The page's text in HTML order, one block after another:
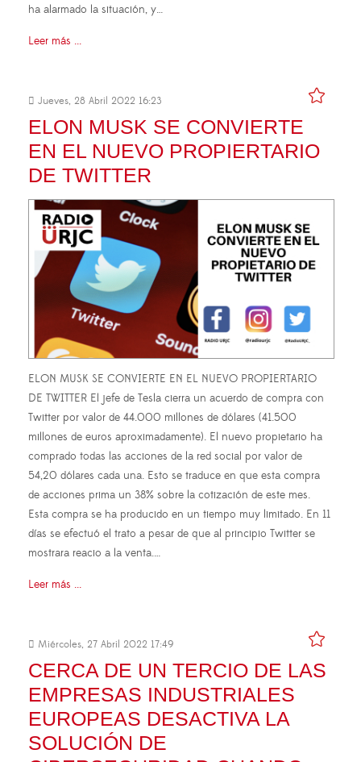
ha alarmado la situación, y…
Leer más ...
Jueves, 28 Abril 2022 16:23
ELON MUSK SE CONVIERTE
EN EL NUEVO PROPIERTARIO
DE TWITTER
ELON MUSK SE CONVIERTE EN EL NUEVO PROPIERTARIO
DE TWITTER El jefe de Tesla cierra un acuerdo de compra con
Twitter por valor de 44.000 millones de dólares (41.500
millones de euros aproximadamente). El nuevo propietario ha
comprado todas las acciones de la red social por valor de
54,20 dólares cada una. Esto se traduce en que esta compra
de acciones prima un 38% sobre la cotización de este mes.
Esta compra se ha producido en un tiempo muy limitado. En 11
días se efectuó el trato a pesar de que al principio Twitter se
mostrara reacio a la venta.…
Leer más ...
Miércoles, 27 Abril 2022 17:49
CERCA DE UN TERCIO DE LAS
EMPRESAS INDUSTRIALES
EUROPEAS DESACTIVA LA
SOLUCIÓN DE